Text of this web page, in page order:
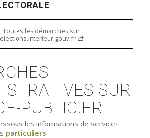
Toutes les démarches sur
elections.interieur.gouv.fr
SUR
PUBLIC.FR
les informations de service-
particuliers